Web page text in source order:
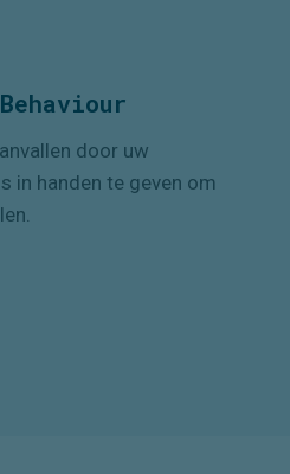
door uw
in handen te geven om